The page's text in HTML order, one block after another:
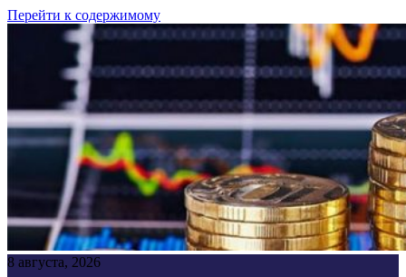
Перейти к содержимому
8 августа, 2026